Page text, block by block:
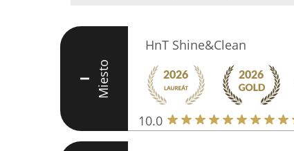
I Miesto
HnT Shine&Clean
10.0